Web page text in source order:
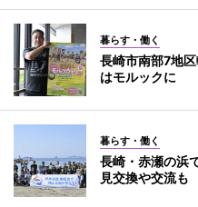
暮らす・働く
長崎市南部7地
はモルックに
暮らす・働く
長崎・赤瀬の浜
見交換や交流も